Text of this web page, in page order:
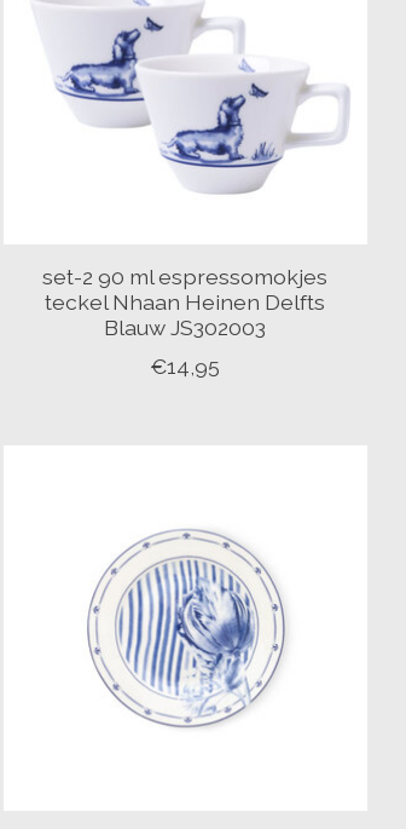
set-2 90 ml espressomokjes
teckel Nhaan Heinen Delfts
Blauw JS302003
€14,95